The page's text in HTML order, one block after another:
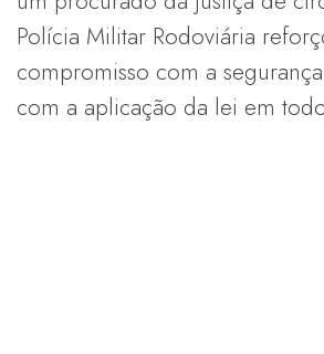
Polícia Militar Rodoviária
compromisso com a
com a aplicação da lei em